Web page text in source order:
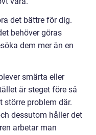
det bättre för dig.
behöver göras
dem mer än en
smärta eller
är steget före så
större problem där.
dessutom håller det
arbetar man